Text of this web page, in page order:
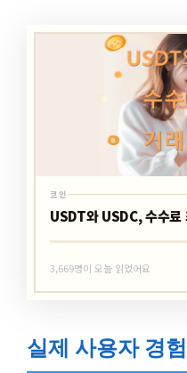
코인
USDT와 USDC, 수수료
3,669명이 오늘 읽었어요
실제 사용자 경